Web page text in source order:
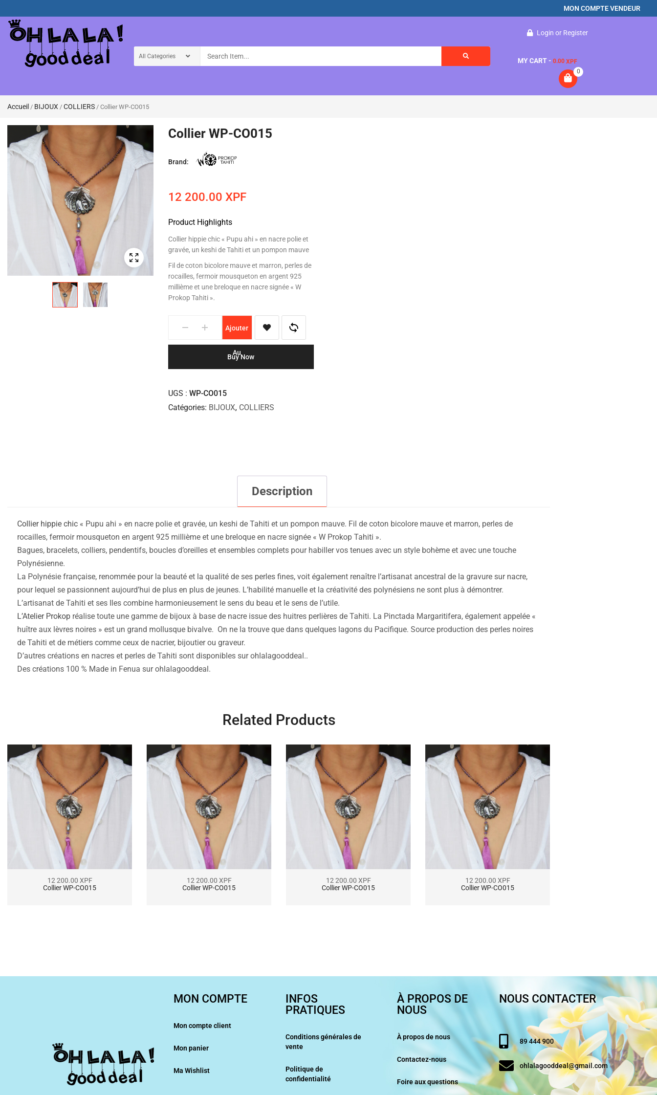
MON COMPTE VENDEUR
Login or Register
MY CART - 0.00XPF
0
Accueil / BIJOUX / COLLIERS / Collier WP-CO015
Collier WP-CO015
Brand:
12 200.00 XPF
Product Highlights
Collier hippie chic « Pupu ahi » en nacre polie et
gravée, un keshi de Tahiti et un pompon mauve
Fil de coton bicolore mauve et marron, perles de
rocailles, fermoir mousqueton en argent 925
millième et une breloque en nacre signée « W
Prokop Tahiti ».
Ajouter
Au
Buy Now
UGS
WP-CO015
Catégories BIJOUX, COLLIERS
Description
Collier hippie chic « Pupu ahi » en nacre polie et gravée, un keshi de Tahiti et un pompon mauve. Fil de coton bicolore mauve et marron, perles de
rocailles, fermoir mousqueton en argent 925 millième et une breloque en nacre signée « W Prokop Tahiti ».
Bagues, bracelets, colliers, pendentifs, boucles d’oreilles et ensembles complets pour habiller vos tenues avec un style bohème et avec une touche
Polynésienne.
La Polynésie française, renommée pour la beauté et la qualité de ses perles fines, voit également renaître l’artisanat ancestral de la gravure sur nacre,
pour lequel se passionnent aujourd’hui de plus en plus de jeunes. L’habilité manuelle et la créativité des polynésiens ne sont plus à démontrer.
L’artisanat de Tahiti et ses Iles combine harmonieusement le sens du beau et le sens de l’utile.
L’Atelier Prokop réalise toute une gamme de bijoux à base de nacre issue des huitres perlières de Tahiti. La Pinctada Margaritifera, également appelée «
huître aux lèvres noires » est un grand mollusque bivalve. On ne la trouve que dans quelques lagons du Pacifique. Source production des perles noires
de Tahiti et de métiers comme ceux de nacrier, bijoutier ou graveur.
D’autres créations en nacres et perles de Tahiti sont disponibles sur ohlalagooddeal..
Des créations 100 % Made in Fenua sur ohlalagooddeal.
Related Products
Collier WP-CO015
12 200.00 XPF
Collier WP-CO015
12 200.00 XPF
Collier WP-CO015
12 200.00 XPF
Collier WP-CO015
12 200.00 XPF
MON COMPTE
Mon compte client
Mon panier
Ma Wishlist
INFOS
PRATIQUES
Conditions générales de
vente
Politique de
confidentialité
À PROPOS DE
NOUS
À propos de nous
Contactez-nous
Foire aux questions
NOUS CONTACTER
89 444 900
ohlalagooddeal@gmail.com